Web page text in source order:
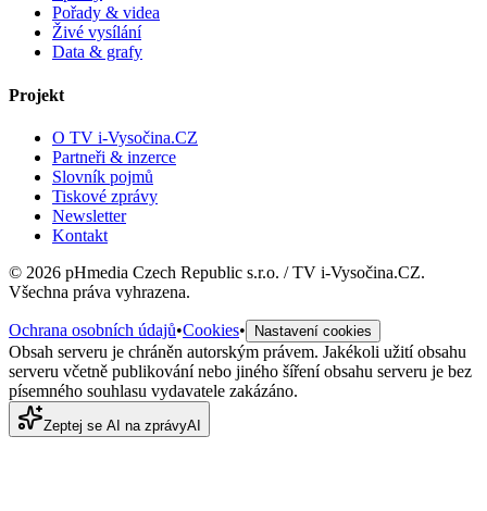
Pořady & videa
Živé vysílání
Data & grafy
Projekt
O TV i-Vysočina.CZ
Partneři & inzerce
Slovník pojmů
Tiskové zprávy
Newsletter
Kontakt
© 2026 pHmedia Czech Republic s.r.o. / TV i-Vysočina.CZ.
Všechna práva vyhrazena.
Ochrana osobních údajů•Cookies• Nastavení cookies
Obsah serveru je chráněn autorským právem. Jakékoli užití obsahu
serveru včetně publikování nebo jiného šíření obsahu serveru je bez
písemného souhlasu vydavatele zakázáno.
Zeptej se AI na zprávyAI